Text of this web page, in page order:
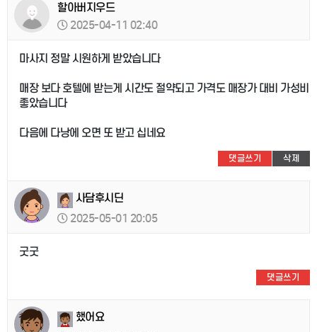
할아버지우드
2025-04-11 02:40
마사지 정말 시원하게 받았습니다
매장 보다 호텔에 받는게 시간도 절약되고 가격도 매장가 대비 가성비
좋았습니다
다음에 다낭에 오면 또 받고 십네요
댓글쓰기 삭제
사담후시딘
2025-05-01 20:05
굿굿
댓글쓰기
했어요